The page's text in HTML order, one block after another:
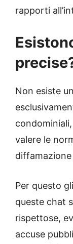
rapporti
Non esiste
valere le
Per questo
queste chat
rispettose,
accuse